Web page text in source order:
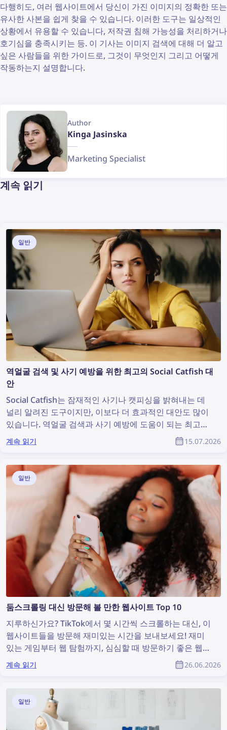
다행히도, 여러 웹사이트에서 당신이 가진 이미지의 정확한 또는
유사한 사본을 쉽게 찾을 수 있습니다. 이러한 도구는 일상적인
상황에서 유용할 수 있습니다, 저작권 침해 가능성을 처리하거나
호기심을 충족시키는 등. 이 기사는 이미지 검색에 대해 더 알고
싶은 사람들을 위한 가이드로, 그것이 무엇인지 그리고 어떻게
작동하는지 설명합니다.
Author
Kinga Jasinska
Marketing Specialist
계속 읽기
일반
역얼굴 검색 및 사기 예방을 위한 최고의 Social Catfish 대
안
Social Catfish는 잠재적인 사기나 캣피싱을 밝혀내는 데
널리 알려진 도구이지만, 이보다 더 효과적인 대안도 많이
있습니다. 역얼굴 검색과 사기 예방에 도움이 되는 최고의
Social Catfish 대안을 확인해 보세요.
계속 읽기 15.07.2026
일반
둠스크롤링 대신 방문해 볼 만한 웹사이트 Top 10
지루하신가요? TikTok에서 몇 시간씩 스크롤하는 대신, 이
웹사이트들을 방문해 재미있는 시간을 보내보세요! 재미
있는 게임부터 웹 탐험까지, 심심할 때 방문하기 좋은 웹사
이트 목록을 소개합니다.
계속 읽기 26.06.2026
일반